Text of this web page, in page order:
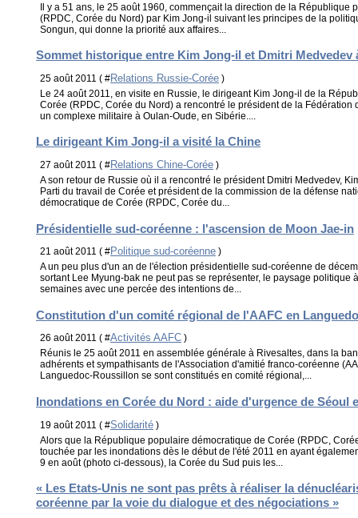
Il y a 51 ans, le 25 août 1960, commençait la direction de la République
(RPDC, Corée du Nord) par Kim Jong-il suivant les principes de la
Songun, qui donne la priorité aux affaires...
Sommet historique entre Kim Jong-il et Dmitri Medvedev
25 août 2011 ( #Relations Russie-Corée )
Le 24 août 2011, en visite en Russie, le dirigeant Kim Jong-il de la
Corée (RPDC, Corée du Nord) a rencontré le président de la Fédération
un complexe militaire à Oulan-Oude, en Sibérie....
Le dirigeant Kim Jong-il a visité la Chine
27 août 2011 ( #Relations Chine-Corée )
A son retour de Russie où il a rencontré le président Dmitri Medvedev,
Parti du travail de Corée et président de la commission de la défense
démocratique de Corée (RPDC, Corée du...
Présidentielle sud-coréenne : l'ascension de Moon Jae-in
21 août 2011 ( #Politique sud-coréenne )
A un peu plus d'un an de l'élection présidentielle sud-coréenne de
sortant Lee Myung-bak ne peut pas se représenter, le paysage politique
semaines avec une percée des intentions de...
Constitution d'un comité régional de l'AAFC en
26 août 2011 ( #Activités AAFC )
Réunis le 25 août 2011 en assemblée générale à Rivesaltes, dans la
adhérents et sympathisants de l'Association d'amitié franco-coréenne
Languedoc-Roussillon se sont constitués en comité régional,...
Inondations en Corée du Nord : aide d'urgence de Séoul
19 août 2011 ( #Solidarité )
Alors que la République populaire démocratique de Corée (RPDC,
touchée par les inondations dès le début de l'été 2011 en ayant
9 en août (photo ci-dessous), la Corée du Sud puis les...
« Les Etats-Unis ne sont pas prêts à réaliser la
coréenne par la voie du dialogue et des négociations »